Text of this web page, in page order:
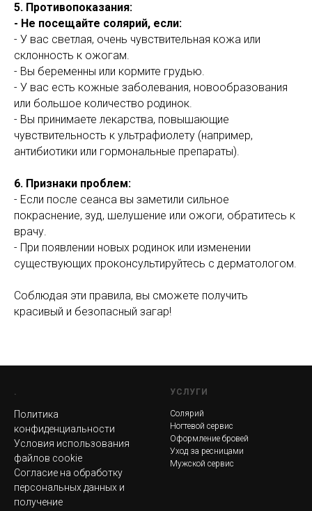
5. Противопоказания:
- Не посещайте солярий, если:
- У вас светлая, очень чувствительная кожа или
склонность к ожогам.
- Вы беременны или кормите грудью.
- У вас есть кожные заболевания, новообразования
или большое количество родинок.
- Вы принимаете лекарства, повышающие
чувствительность к ультрафиолету (например,
антибиотики или гормональные препараты).
6. Признаки проблем:
- Если после сеанса вы заметили сильное
покраснение, зуд, шелушение или ожоги, обратитесь к
врачу.
- При появлении новых родинок или изменении
существующих проконсультируйтесь с дерматологом.
Соблюдая эти правила, вы сможете получить
красивый и безопасный загар!
.
Политика
конфиденциальности
Условия использования
файлов cookie
Согласие на обработку
персональных данных и
получение
УСЛУГИ
Солярий
Ногтевой сервис
Оформление бровей
Уход за ресницами
Мужской сервис